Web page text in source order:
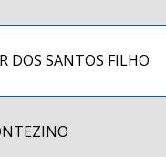
DOS SANTOS FILHO